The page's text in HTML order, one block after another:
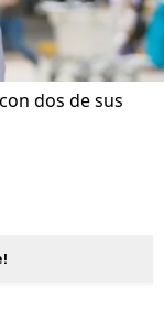
dos de sus